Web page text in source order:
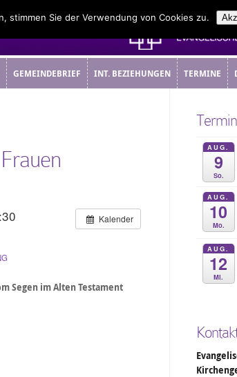
GEMEINDEBRIEF INT. BEZIEHUNGEN TERMINE
Kalender
Segen im Alten Testament
AUG.
9
So.
AUG.
10
Mo.
AUG.
12
Mi.
stimmen Sie der Verwendung von Cookies zu.